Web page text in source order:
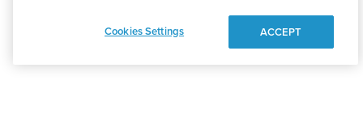
Cookies Settings ACCEPT